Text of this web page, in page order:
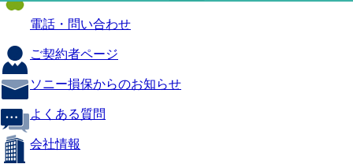
電話・問い合わせ
ご契約者ページ
ソニー損保からのお知らせ
よくある質問
会社情報